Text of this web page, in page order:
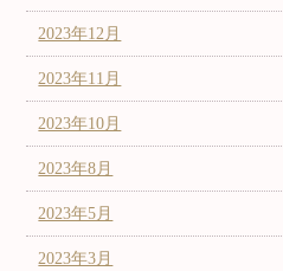
2023年12月
2023年11月
2023年10月
2023年8月
2023年5月
2023年3月